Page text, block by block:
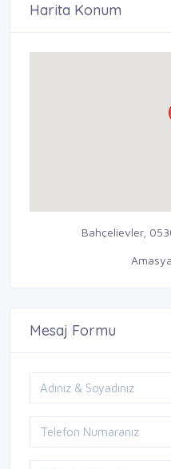
Harita Konum
Bahçelievler,
Mesaj Formu